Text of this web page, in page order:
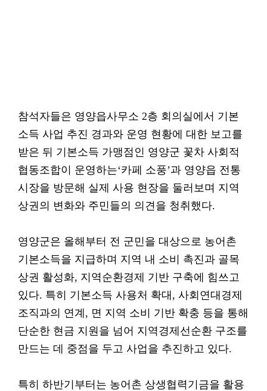
참석자들은 영양읍사무소 2층 회의실에서 기본
소득 사업 추진 경과와 운영 현황에 대한 보고를
받은 뒤 기본소득 가맹점인 영양군 꽃차 사회적
협동조합이 운영하는‘카페 소풍’과 영양읍 전통
시장을 방문해 실제 사용 현장을 둘러보며 지역
상권의 변화와 주민들의 의견을 청취했다.
영양군은 올해부터 전 군민을 대상으로 농어촌
기본소득을 지급하며 지역 내 소비 촉진과 골목
상권 활성화, 지역순환경제 기반 구축에 힘쓰고
있다. 특히 기본소득 사용처 확대, 사회연대경제
조직과의 연계, 면 지역 소비 기반 확충 등을 통해
단순한 현금 지원을 넘어 지역경제선순환 구조를
만드는 데 중점을 두고 사업을 추진하고 있다.
특히 하반기부터는 농어촌 상생협력기금을 활용